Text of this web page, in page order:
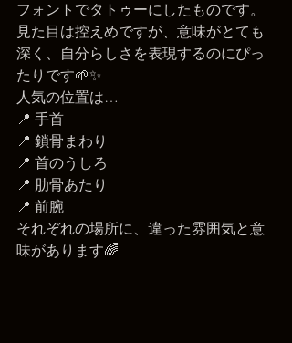
フォントでタトゥーにしたものです。
見た目は控えめですが、意味がとても
深く、自分らしさを表現するのにぴっ
たりです🌱✨
人気の位置は…
📍 手首
📍 鎖骨まわり
📍 首のうしろ
📍 肋骨あたり
📍 前腕
それぞれの場所に、違った雰囲気と意
味があります🌈